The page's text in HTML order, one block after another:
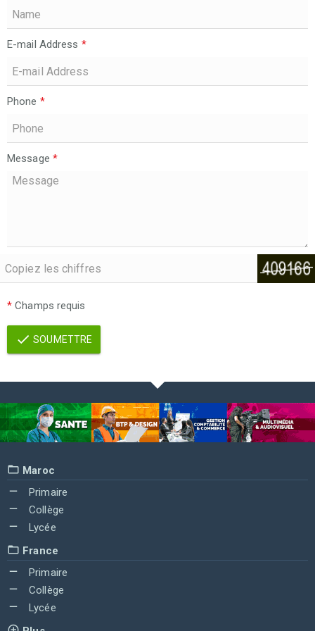
E-mail Address *
Phone *
Message *
* Champs requis
SOUMETTRE
Maroc
Primaire
Collège
Lycée
France
Primaire
Collège
Lycée